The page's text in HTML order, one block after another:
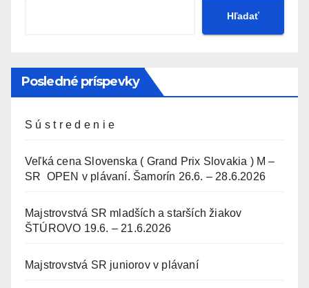
Hľadať
Posledné príspevky
S ú s t r e d e n i e
Veľká cena Slovenska ( Grand Prix Slovakia ) M –
SR OPEN v plávaní. Šamorín 26.6. – 28.6.2026
Majstrovstvá SR mladších a starších žiakov
ŠTÚROVO 19.6. – 21.6.2026
Majstrovstvá SR juniorov v plávaní